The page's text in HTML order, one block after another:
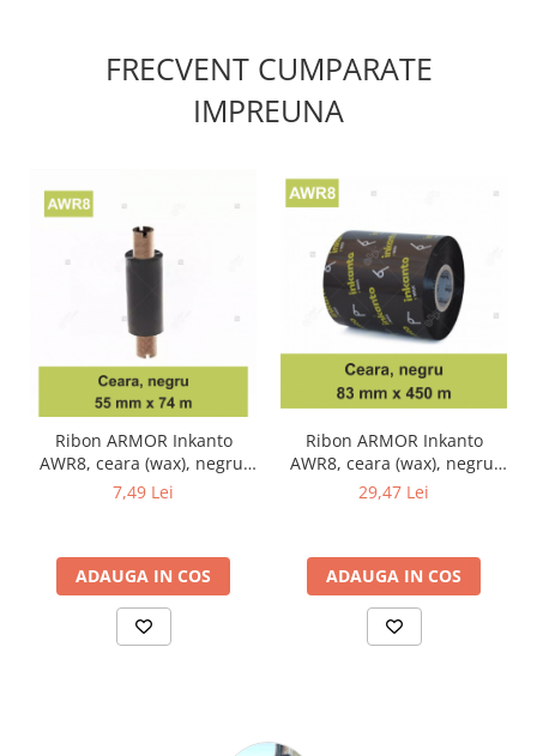
FRECVENT CUMPARATE
IMPREUNA
Ribon ARMOR Inkanto
AWR8, ceara (wax), negru,
55mmX74M, OUT
7,49 Lei
ADAUGA IN COS
Ribon ARMOR Inkanto
AWR8, ceara (wax), negru,
83mmX450M, OUT
29,47 Lei
ADAUGA IN COS